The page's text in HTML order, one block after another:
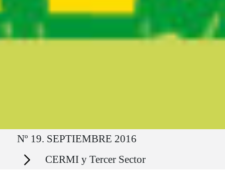
Ruta del sitio
Nº 19. SEPTIEMBRE 2016
Secciones CERMI y Tercer Sector